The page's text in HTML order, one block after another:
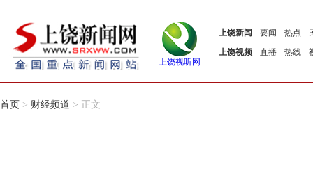
上饶视听网
上饶新闻 要闻 热点
上饶视频
直播 热线
首页 > 财经频道 > 正文